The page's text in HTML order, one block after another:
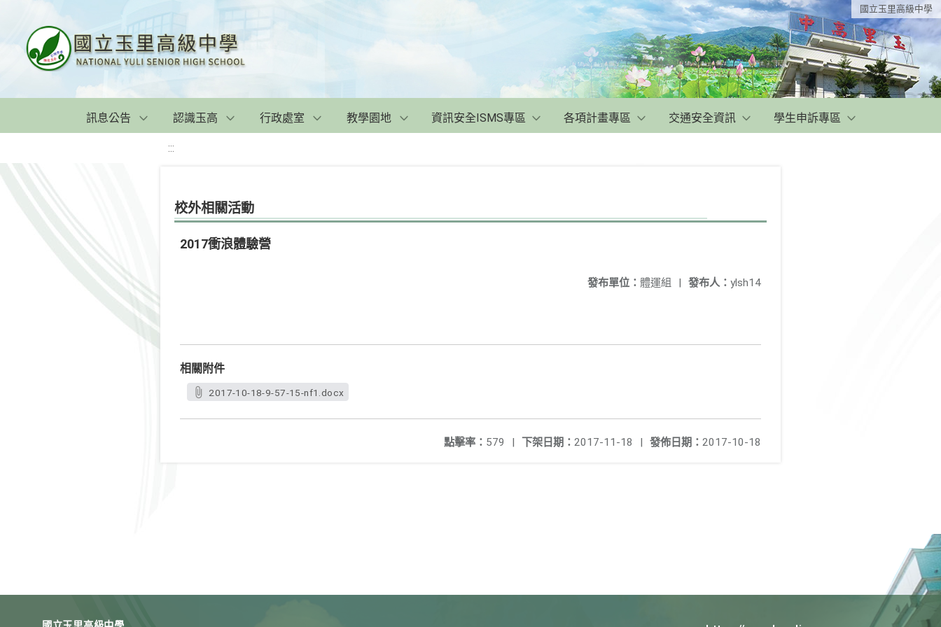
國立玉里高級中學
訊息公告 認識玉高 行政處室 教學園地 資訊安全ISMS專區 各項計畫專區 交通安全資訊 學生申訴專區
:::
校外相關活動
2017衝浪體驗營
發布人： ylsh14
發布單位： 體運組 |
相關附件
2017-10-18-9-57-15-nf1.docx
發佈日期： 2017-10-18
下架日期： 2017-11-18 |
點擊率： 579 |